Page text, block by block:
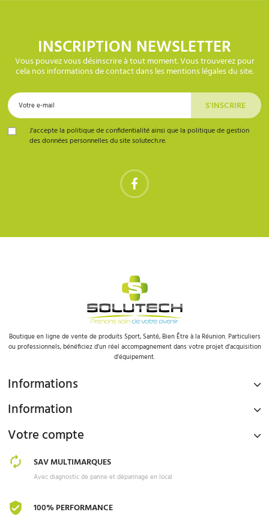
INSCRIPTION NEWSLETTER
Vous pouvez vous désinscrire à tout moment. Vous trouverez pour
cela nos informations de contact dans les mentions légales du site.
J'accepte la politique de confidentialité ainsi que la politique de gestion
des données personnelles du site solutech.re.
Boutique en ligne de vente de produits Sport, Santé, Bien Être à la Réunion. Particuliers
ou professionnels, bénéficiez d'un réel accompagnement dans votre projet d'acquisition
d'équipement.
Informations
Information
Votre compte
SAV MULTIMARQUES
Avec diagnostic de panne et dépannage en local
100% PERFORMANCE